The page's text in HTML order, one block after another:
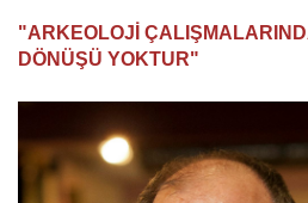
"ARKEOLOJİ
DÖNÜŞÜ YOKTUR"